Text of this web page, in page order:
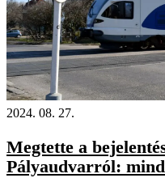
2024. 08. 27.
Megtette a
Pályaudvarról: